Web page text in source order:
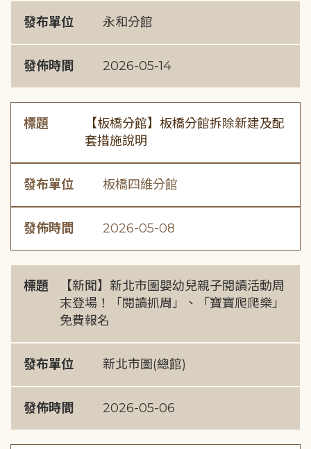
發布單位 永和分館
發佈時間 2026-05-14
標題
【板橋分館】板橋分館拆除新建及配
套措施說明
發布單位 板橋四維分館
發佈時間 2026-05-08
標題
【新聞】新北市圖嬰幼兒親子閱讀活動周
末登場！「閱讀抓周」、「寶寶爬爬樂」
免費報名
發布單位 新北市圖(總館)
發佈時間 2026-05-06